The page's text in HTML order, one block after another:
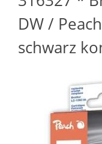
DW /
schwarz